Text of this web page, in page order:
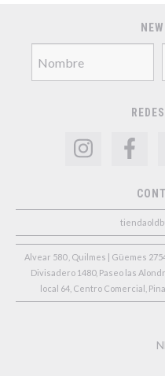
Alvear 580 , Quilmes | Güemes
Divisadero 1480, Paseo las
local 64, Centro Comercial,